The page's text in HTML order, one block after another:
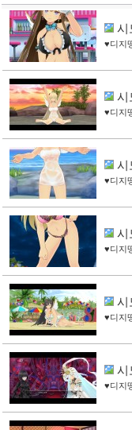
시
♥디지
시
♥디지
시
♥디지
시
♥디지
시
♥디지
시
♥디지